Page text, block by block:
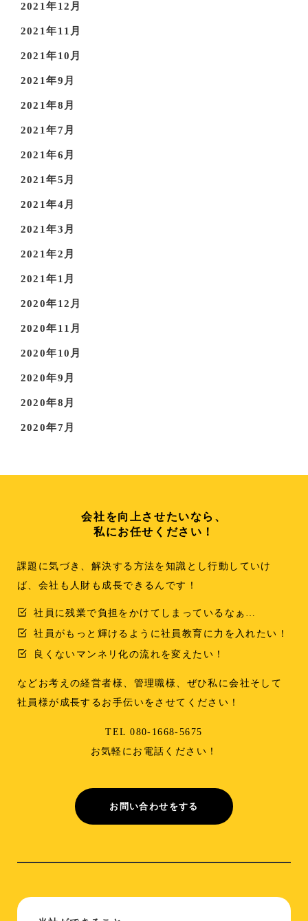
2021年12月
2021年11月
2021年10月
2021年9月
2021年8月
2021年7月
2021年6月
2021年5月
2021年4月
2021年3月
2021年2月
2021年1月
2020年12月
2020年11月
2020年10月
2020年9月
2020年8月
2020年7月
会社を向上させたいなら、
私にお任せください！
課題に気づき、解決する方法を知識とし行動していけ
ば、会社も人財も成長できるんです！
社員に残業で負担をかけてしまっているなぁ…
社員がもっと輝けるように社員教育に力を入れたい！
良くないマンネリ化の流れを変えたい！
などお考えの経営者様、管理職様、ぜひ私に会社そして
社員様が成長するお手伝いをさせてください！
TEL 080-1668-5675
お気軽にお電話ください！
お問い合わせをする